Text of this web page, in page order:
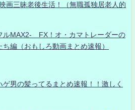
画三昧老後生活！（無職孤独居老人的
ルMAX2- FX！オ・カマトレーダーの
編（おもしろ動画まとめ速報）
男の髪ってるまとめ速報！！激しく